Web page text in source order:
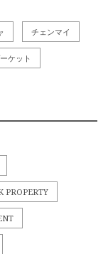
チェンマイ
ケット
PROPERTY